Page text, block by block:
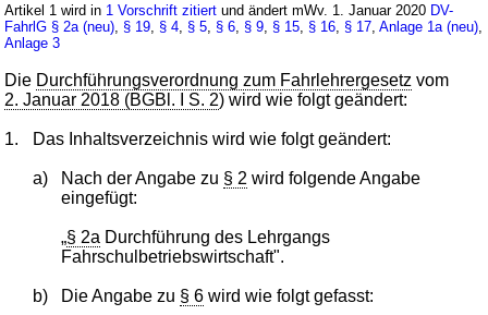
Artikel 1 wird in 1 Vorschrift zitiert und ändert mWv. 1. Januar 2020 DV-
FahrlG § 2a (neu) § 19 § 4 § 5 § 6 § 9 § 15 § 16 § 17 ,Anlage 1a (neu)
Anlage 3
Die Durchführungsverordnung zum Fahrlehrergesetz vom
2. Januar 2018 (BGBl. I S. 2) wird wie folgt geändert:
1. Das Inhaltsverzeichnis wird wie folgt geändert:
a) Nach der Angabe zu § 2 wird folgende Angabe
eingefügt:
„§ 2a Durchführung des Lehrgangs
Fahrschulbetriebswirtschaft".
b) Die Angabe zu § 6wird wie folgt gefasst: